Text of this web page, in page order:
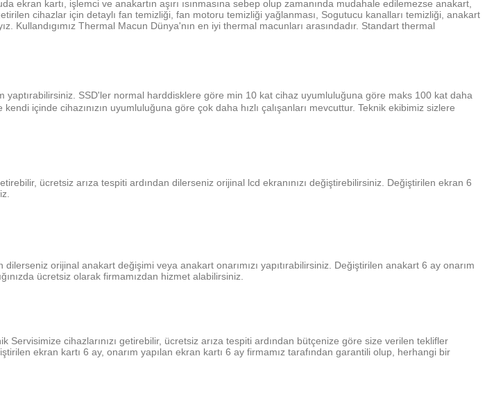
kartı, işlemci ve anakartın aşırı ısınmasına sebep olup zamanında mudahale edilemezse anakart,
cihazlar için detaylı fan temizliği, fan motoru temizliği yağlanması, Sogutucu kanalları temizliği, anakart
Kullandıgımız Thermal Macun Dünya'nın en iyi thermal macunları arasındadır. Standart thermal
SSD'ler normal harddisklere göre min 10 kat cihaz uyumluluğuna göre maks 100 kat daha
içinde cihazınızın uyumluluğuna göre çok daha hızlı çalışanları mevcuttur. Teknik ekibimiz sizlere
ücretsiz arıza tespiti ardından dilerseniz orijinal lcd ekranınızı değiştirebilirsiniz. Değiştirilen ekran 6
orijinal anakart değişimi veya anakart onarımızı yapıtırabilirsiniz. Değiştirilen anakart 6 ay onarım
ücretsiz olarak firmamızdan hizmet alabilirsiniz.
Servisimize cihazlarınızı getirebilir, ücretsiz arıza tespiti ardından bütçenize göre size verilen teklifler
ekran kartı 6 ay, onarım yapılan ekran kartı 6 ay firmamız tarafından garantili olup, herhangi bir